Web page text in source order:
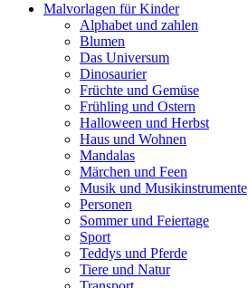
Malvorlagen für Kinder
Alphabet und zahlen
Blumen
Das Universum
Dinosaurier
Früchte und Gemüse
Frühling und Ostern
Halloween und Herbst
Haus und Wohnen
Mandalas
Märchen und Feen
Musik und Musikinstrumente
Personen
Sommer und Feiertage
Sport
Teddys und Pferde
Tiere und Natur